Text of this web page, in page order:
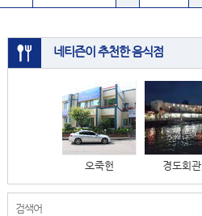
네티즌이 추천한 음식점
오죽헌 경도회관
검색어